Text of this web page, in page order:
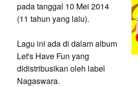
pada tanggal 10 Mei 2014
(11 tahun yang lalu).
Lagu ini ada di dalam album
Let's Have Fun yang
didistribusikan oleh label
Nagaswara.